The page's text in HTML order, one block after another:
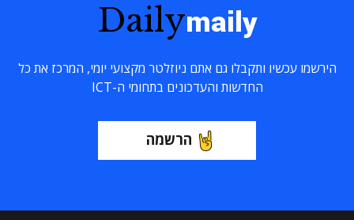
Dailymaily
הירשמו עכשיו ותקבלו גם אתם ניוזלטר מקצועי יומי, המרכז את כל
החדשות והעדכונים בתחומי ה-ICT
הרשמה